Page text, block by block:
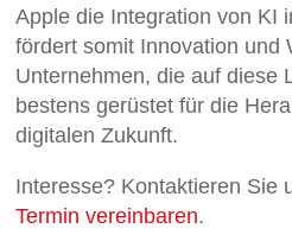
Apple die Integration von KI
fördert somit Innovation und
Unternehmen, die auf diese
bestens gerüstet für die
digitalen Zukunft.
Interesse? Kontaktieren Sie
Termin vereinbaren.